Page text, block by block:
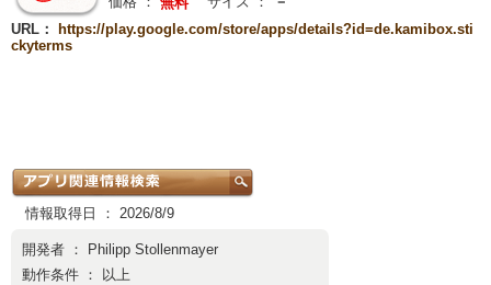
URL：
https://play.google.com/store/apps/details?id=de.kamibox.sti
ckyterms
情報取得日 ： 2026/8/9
開発者 ：
Philipp Stollenmayer
動作条件 ： 以上